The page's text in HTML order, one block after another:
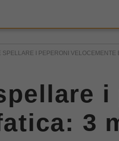
SPELLARE I PEPERONI VELOCEMENTE
3